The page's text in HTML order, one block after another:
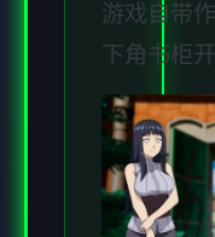
游戏自带
下角书柜